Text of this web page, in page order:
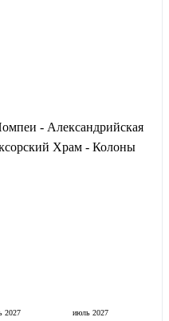
- Александрийская
Храм - Колоны
2027 июль 2027